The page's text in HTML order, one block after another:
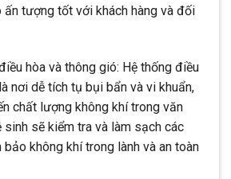
ấn tượng tốt với khách hàng và đối
hòa và thông gió: Hệ thống điều
nơi dễ tích tụ bụi bẩn và vi khuẩn,
chất lượng không khí trong văn
sinh sẽ kiểm tra và làm sạch các
bảo không khí trong lành và an toàn